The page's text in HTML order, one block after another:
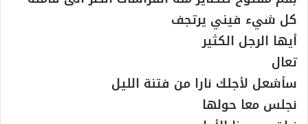
كل شيء فيني يرتجف
أيها الرجل الكثير
تعال
سأشعل لأجلك نارا من فتنة الليل
نجلس معا حولها